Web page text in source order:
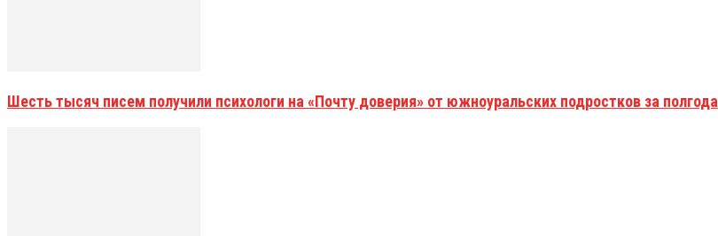
Шесть тысяч писем получили психологи на «Почту доверия» от южноуральских подростков за полгода